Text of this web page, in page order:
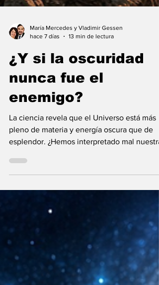
hace 7 días
13 min de lectura
¿Y si la oscuridad
nunca fue el
enemigo?
La ciencia revela que el Universo está más
esplendor. ¿Hemos interpretado mal
diferencias?